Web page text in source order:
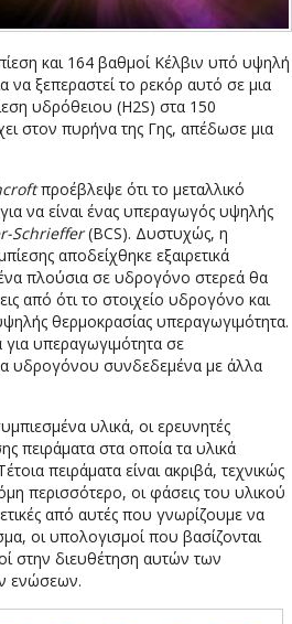
και 164 βαθμοί Κέλβιν υπό υψηλή
να ξεπεραστεί το ρεκόρ αυτό σε μια
υδρόθειου (H2S) στα 150
στον πυρήνα της Γης, απέδωσε μια
προέβλεψε ότι το μεταλλικό
να είναι ένας υπεραγωγός υψηλής
Schrieffer(BCS). Δυστυχώς, η
αποδείχθηκε εξαιρετικά
πλούσια σε υδρογόνο στερεά θα
από ότι το στοιχείο υδρογόνο και
θερμοκρασίας υπεραγωγιμότητα.
υπεραγωγιμότητα σε
υδρογόνου συνδεδεμένα με άλλα
υλικά, οι ερευνητές
πειράματα στα οποία τα υλικά
πειράματα είναι ακριβά, τεχνικώς
περισσότερο, οι φάσεις του υλικού
από αυτές που γνωρίζουμε να
οι υπολογισμοί που βασίζονται
στην διευθέτηση αυτών των
ενώσεων.